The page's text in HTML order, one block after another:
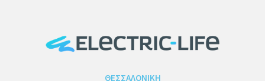
ΘΕΣΣΑΛΟΝΙΚΗ